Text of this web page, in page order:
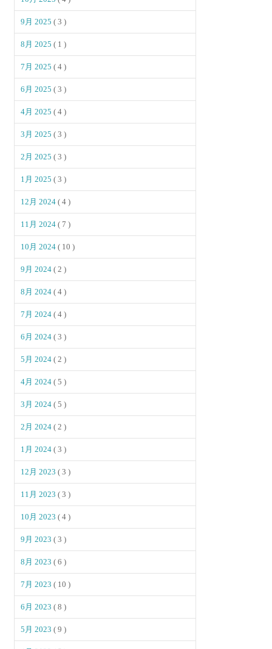
9月 2025( 3 )
8月 2025( 1 )
7月 2025( 4 )
6月 2025( 3 )
4月 2025( 4 )
3月 2025( 3 )
2月 2025( 3 )
1月 2025( 3 )
12月 2024( 4 )
11月 2024( 7 )
10月 2024( 10 )
9月 2024( 2 )
8月 2024( 4 )
7月 2024( 4 )
6月 2024( 3 )
5月 2024( 2 )
4月 2024( 5 )
3月 2024( 5 )
2月 2024( 2 )
1月 2024( 3 )
12月 2023( 3 )
11月 2023( 3 )
10月 2023( 4 )
9月 2023( 3 )
8月 2023( 6 )
7月 2023( 10 )
6月 2023( 8 )
5月 2023( 9 )